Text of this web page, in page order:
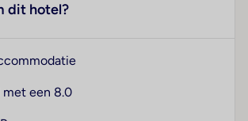
dit hotel?
met een 8.0